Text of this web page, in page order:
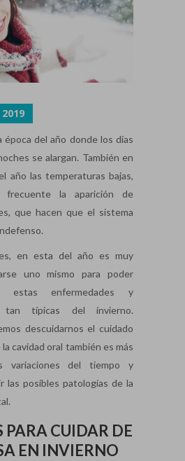
época del año donde los días
se alargan. También en
año las temperaturas bajas,
la aparición de
que hacen que el sistema
en esta del año es muy
uno mismo para poder
estas enfermedades y
tan típicas del invierno.
descuidarnos el cuidado
la cavidad oral también es más
variaciones del tiempo y
las posibles patologías de la
PARA CUIDAR DE
EN INVIERNO